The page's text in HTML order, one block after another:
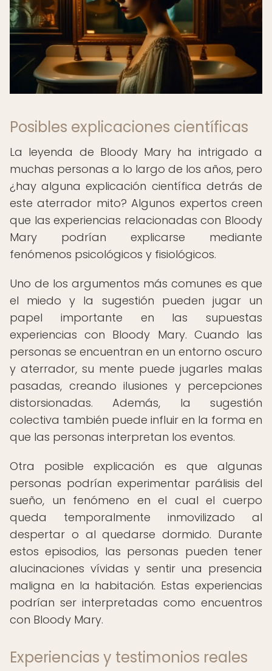
Posibles explicaciones científicas
La leyenda de Bloody Mary ha intrigado a
muchas personas a lo largo de los años, pero
¿hay alguna explicación científica detrás de
este aterrador mito? Algunos expertos creen
que las experiencias relacionadas con Bloody
Mary podrían explicarse mediante
fenómenos psicológicos y fisiológicos.
Uno de los argumentos más comunes es que
el miedo y la sugestión pueden jugar un
papel importante en las supuestas
experiencias con Bloody Mary. Cuando las
personas se encuentran en un entorno oscuro
y aterrador, su mente puede jugarles malas
pasadas, creando ilusiones y percepciones
distorsionadas. Además, la sugestión
colectiva también puede influir en la forma en
que las personas interpretan los eventos.
Otra posible explicación es que algunas
personas podrían experimentar parálisis del
sueño, un fenómeno en el cual el cuerpo
queda temporalmente inmovilizado al
despertar o al quedarse dormido. Durante
estos episodios, las personas pueden tener
alucinaciones vívidas y sentir una presencia
maligna en la habitación. Estas experiencias
podrían ser interpretadas como encuentros
con Bloody Mary.
Experiencias y testimonios reales